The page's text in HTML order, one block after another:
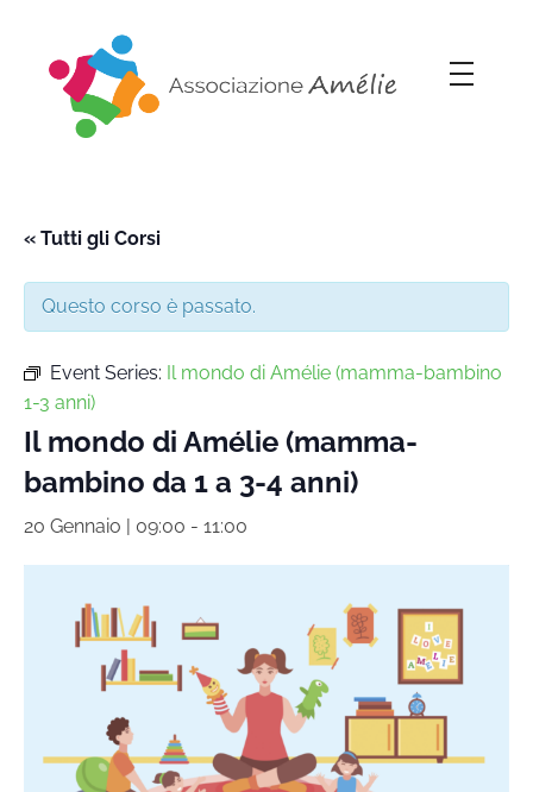
« Tutti gli Corsi
Questo corso è passato.
Event Series: Il mondo di Amélie (mamma-bambino
1-3 anni)
Il mondo di Amélie (mamma-
bambino da 1 a 3-4 anni)
20 Gennaio | 09:00 - 11:00